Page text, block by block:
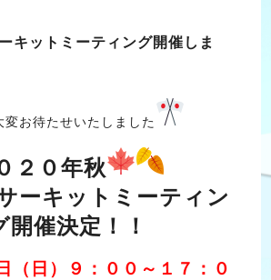
キットミーティング開催しま
変お待たせいたしました
２０年秋
ーキットミーティン
開催決定！！
（日）９：００～１７：０